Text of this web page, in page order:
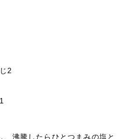
2
沸騰したらひとつまみの塩と